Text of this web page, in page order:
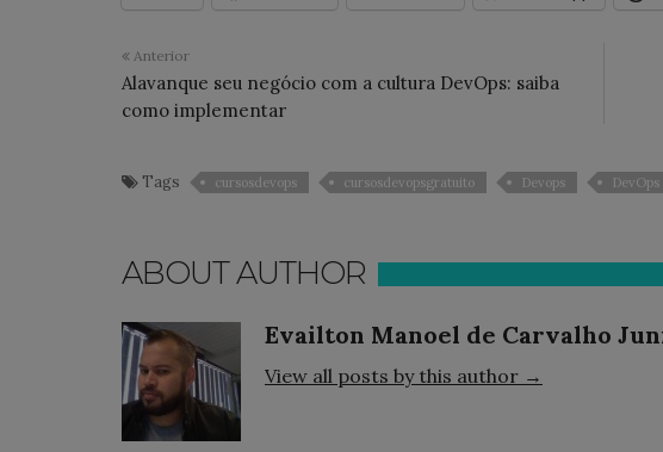
Anterior
Alavanque seu negócio com a cultura DevOps: saiba
como implementar
Tags cursosdevops cursosdevopsgratuito Devops
ABOUT AUTHOR
Evailton Manoel de Carvalho
View all posts by this author →